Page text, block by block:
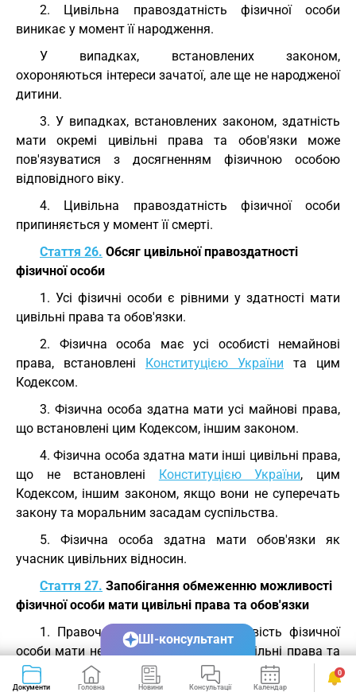
2. Цивільна правоздатність фізичної особи
виникає у момент її народження.
У випадках, встановлених законом,
охороняються інтереси зачатої, але ще не народженої
дитини.
3. У випадках, встановлених законом, здатність
мати окремі цивільні права та обов'язки може
пов'язуватися з досягненням фізичною особою
відповідного віку.
4. Цивільна правоздатність фізичної особи
припиняється у момент її смерті.
Стаття 26. Обсяг цивільної правоздатності
фізичної особи
1. Усі фізичні особи є рівними у здатності мати
цивільні права та обов'язки.
2. Фізична особа має усі особисті немайнові
права, встановлені Конституцією України та цим
Кодексом.
3. Фізична особа здатна мати усі майнові права,
що встановлені цим Кодексом, іншим законом.
4. Фізична особа здатна мати інші цивільні права,
що не встановлені Конституцією України, цим
Кодексом, іншим законом, якщо вони не суперечать
закону та моральним засадам суспільства.
5. Фізична особа здатна мати обов'язки як
учасник цивільних відносин.
Стаття 27. Запобігання обмеженню можливості
фізичної особи мати цивільні права та обов'язки
1. Правочин, що обмежує можливість фізичної
особи мати не заборонені законом цивільні права та
обов'язки, є нікчемним.
Документи Головна Новини Консультації Календар Сервіси
0
ШІ-консультант